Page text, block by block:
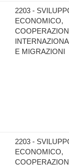
2203 -
ECONOMICO,
E MIGRAZIONI
2203 -
ECONOMICO,